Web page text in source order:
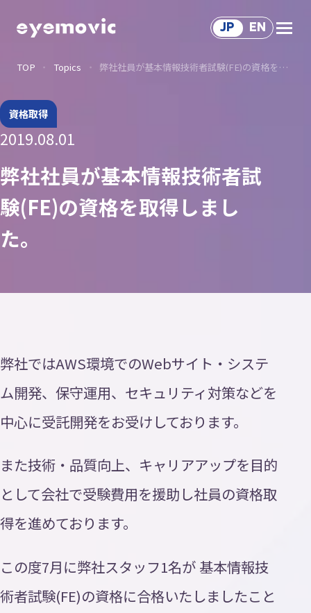
Service
サービス
Solution
ソ リューショ ン
Works
制作事例
Voice
わ 々
About Us
Recruit
ニュース
トピックス
プライバシーポリシー
AI活用ポリシー
ISMS方針
JP EN
TOP Topics 弊社社員が基本情報技術者試験(FE)の資格を取得しました。
資格取得
2019.08.01
弊社社員が基本情報技術者試
験(FE)の資格を取得しまし
た。
弊社ではAWS環境でのWebサイト・システ
ム開発、保守運用、セキュリティ対策などを
中心に受託開発をお受けしております。
また技術・品質向上、キャリアアップを目的
として会社で受験費用を援助し社員の資格取
得を進めております。
この度7月に弊社スタッフ1名が 基本情報技
術者試験(FE)の資格に合格いたしましたこと